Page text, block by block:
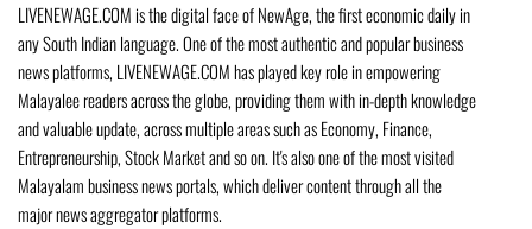
LIVENEWAGE.COM is the digital face of NewAge, the first economic daily in
any South Indian language. One of the most authentic and popular business
news platforms, LIVENEWAGE.COM has played key role in empowering
Malayalee readers across the globe, providing them with in-depth knowledge
and valuable update, across multiple areas such as Economy, Finance,
Entrepreneurship, Stock Market and so on. It's also one of the most visited
Malayalam business news portals, which deliver content through all the
major news aggregator platforms.